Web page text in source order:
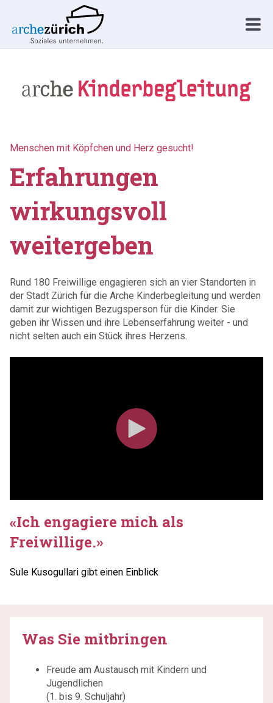
Menschen mit Köpfchen und Herz gesucht!
Erfahrungen
wirkungsvoll
weitergeben
Rund 180 Freiwillige engagieren sich an vier Standorten in
der Stadt Zürich für die Arche Kinderbegleitung und werden
damit zur wichtigen Bezugsperson für die Kinder. Sie
geben ihr Wissen und ihre Lebenserfahrung weiter - und
nicht selten auch ein Stück ihres Herzens.
«Ich engagiere mich als
Freiwillige.»
Sule Kusogullari gibt einen Einblick
Was Sie mitbringen
Freude am Austausch mit Kindern und
Jugendlichen
(1. bis 9. Schuljahr)